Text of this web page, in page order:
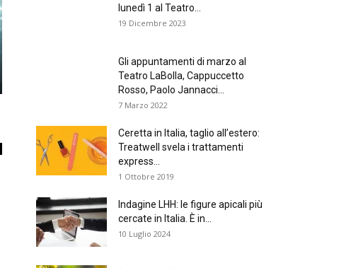
lunedì 1 al Teatro...
19 Dicembre 2023
Gli appuntamenti di marzo al
Teatro LaBolla, Cappuccetto
Rosso, Paolo Jannacci...
7 Marzo 2022
Ceretta in Italia, taglio all’estero:
Treatwell svela i trattamenti
express...
1 Ottobre 2019
Indagine LHH: le figure apicali più
cercate in Italia. È in...
10 Luglio 2024